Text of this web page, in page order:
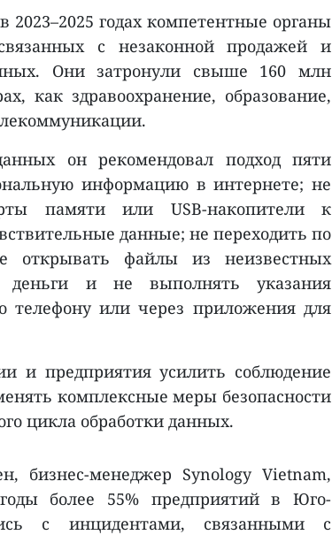
годах компетентные органы
с незаконной продажей и
Они затронули свыше 160 млн
как здравоохранение, образование,
он рекомендовал подход пяти
информацию в интернете; не
памяти или USB-накопители к
данные; не переходить по
открывать файлы из неизвестных
деньги и не выполнять указания
телефону или через приложения для
и предприятия усилить соблюдение
комплексные меры безопасности
цикла обработки данных.
бизнес-менеджер Synology Vietnam,
более 55% предприятий в Юго-
с инцидентами, связанными с